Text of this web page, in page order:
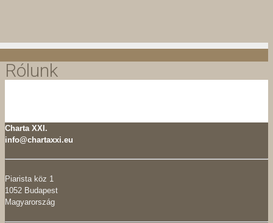
Rólunk
Charta XXI.
info@chartaxxi.eu
Piarista köz 1
1052 Budapest
Magyarország